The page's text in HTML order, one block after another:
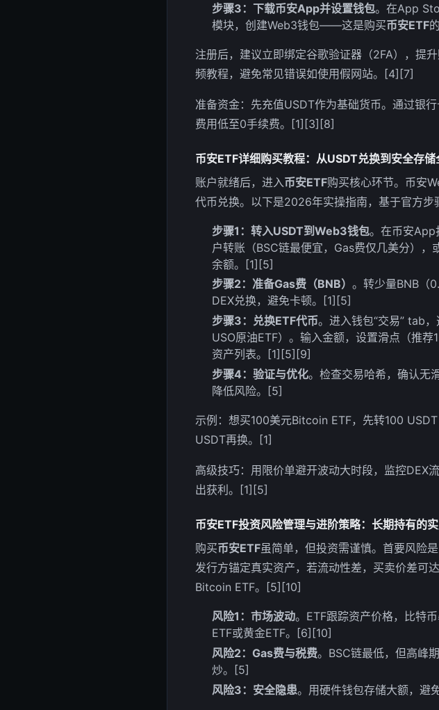
步骤3：下载币安App并设置钱包。在App
模块，创建Web3钱包——这是购买币安ETF
注册后，建议立即绑定谷歌验证器（2FA），提
频教程，避免常见错误如使用假网站。[4][7]
准备资金：先充值USDT作为基础货币。通过银
费用低至0手续费。[1][3][8]
币安ETF详细购买教程：从USDT兑换到安全存储
账户就绪后，进入币安ETF购买核心环节。币安
代币兑换。以下是2026年实操指南，基于官方步
步骤1：转入USDT到Web3钱包。在币安App
户转账（BSC链最便宜，Gas费仅几美分）
余额。[1][5]
步骤2：准备Gas费（BNB） 。转少量BNB（
DEX兑换，避免卡顿。[1][5]
步骤3：兑换ETF代币。进入钱包“交易” tab
USO原油ETF）。输入金额，设置滑点（推
资产列表。[1][5][9]
步骤4：验证与优化。检查交易哈希，确认无
降低风险。[5]
示例：想买100美元Bitcoin ETF，先转100
USDT再换。[1]
高级技巧：用限价单避开波动大时段，监控DEX
出获利。[1][5]
币安ETF投资风险管理与进阶策略：长期持有的
购买币安ETF虽简单，但投资需谨慎。首要风
发行方锚定真实资产，若流动性差，买卖价差可
Bitcoin ETF。[5][10]
风险1：市场波动。ETF跟踪资产价格，比特
ETF或黄金ETF。[6][10]
风险2：Gas费与税费。BSC链最低，但高峰
炒。[5]
风险3：安全隐患。用硬件钱包存储大额，避